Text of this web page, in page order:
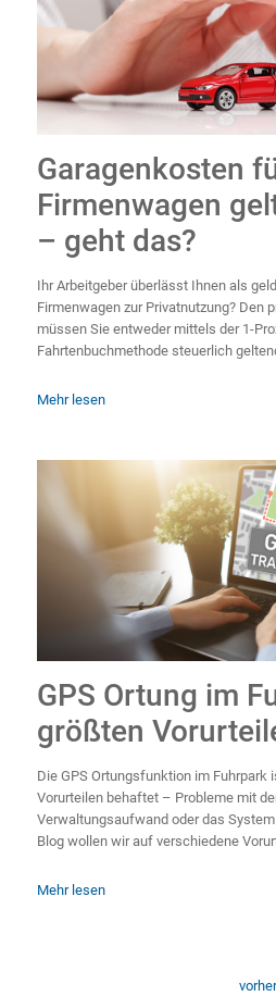
Garagenkosten
Firmenwagen
– geht das?
Ihr Arbeitgeber überlässt Ihnen als
Firmenwagen zur Privatnutzung? Den
müssen Sie entweder mittels der 1-
Fahrtenbuchmethode steuerlich
Mehr lesen
GPS Ortung im
größten
Die GPS Ortungsfunktion im Fuhrpark
Vorurteilen behaftet – Probleme mit
Verwaltungsaufwand oder das
Blog wollen wir auf verschiedene
Mehr lesen